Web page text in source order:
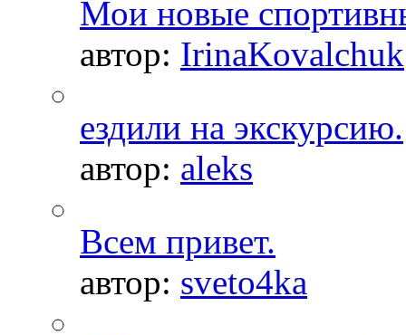
Мои новые
автор: IrinaKovalchuk
ездили на экскурсию.
автор: aleks
Всем привет.
автор: sveto4ka